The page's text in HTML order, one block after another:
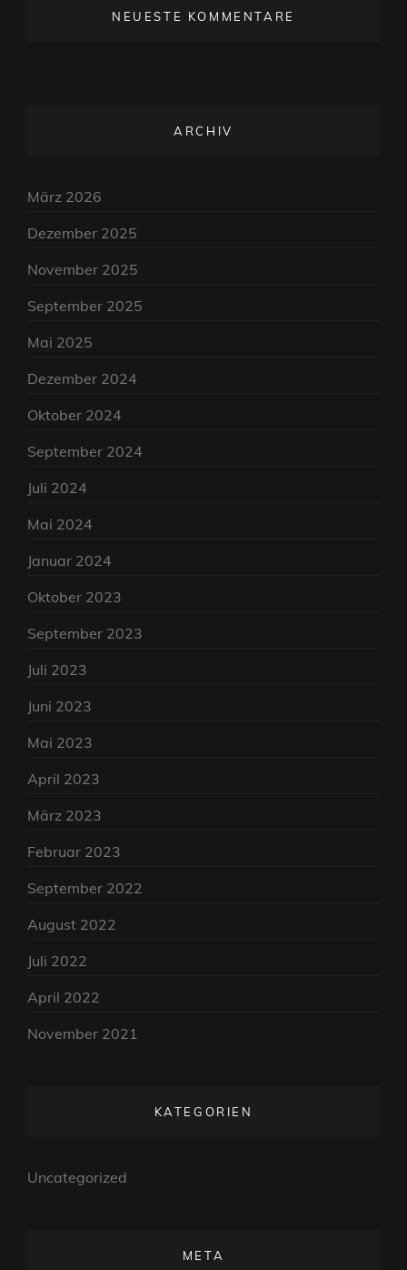
NEUESTE KOMMENTARE
ARCHIV
März 2026
Dezember 2025
November 2025
September 2025
Mai 2025
Dezember 2024
Oktober 2024
September 2024
Juli 2024
Mai 2024
Januar 2024
Oktober 2023
September 2023
Juli 2023
Juni 2023
Mai 2023
April 2023
März 2023
Februar 2023
September 2022
August 2022
Juli 2022
April 2022
November 2021
KATEGORIEN
Uncategorized
META